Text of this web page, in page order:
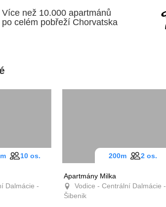
Více než 10.000 apartmánů
po celém pobřeží Chorvatska
Dalmácie -
10 os.
Apartmány Milka
Vodice - Centrální Dalmácie -
Šibenik
200m 2 os.